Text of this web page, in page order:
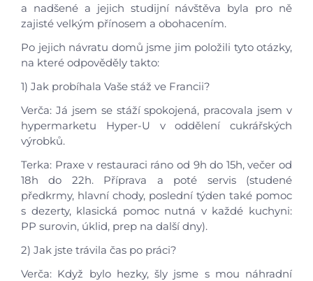
a nadšené a jejich studijní návštěva byla pro ně
zajisté velkým přínosem a obohacením.
Po jejich návratu domů jsme jim položili tyto otázky,
na které odpověděly takto:
1) Jak probíhala Vaše stáž ve Francii?
Verča: Já jsem se stáží spokojená, pracovala jsem v
hypermarketu Hyper-U v oddělení cukrářských
výrobků.
Terka: Praxe v restauraci ráno od 9h do 15h, večer od
18h do 22h. Příprava a poté servis (studené
předkrmy, hlavní chody, poslední týden také pomoc
s dezerty, klasická pomoc nutná v každé kuchyni:
PP surovin, úklid, prep na další dny).
2) Jak jste trávila čas po práci?
Verča: Když bylo hezky, šly jsme s mou náhradní